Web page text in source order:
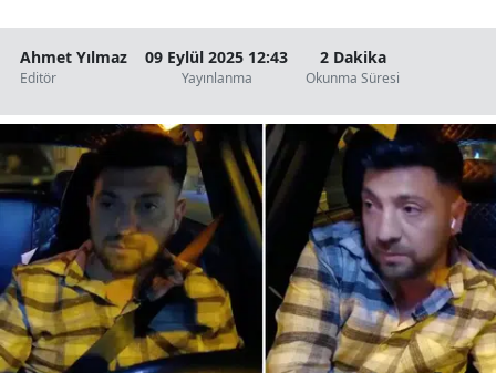
Ahmet Yılmaz
Editör
09 Eylül 2025 12:43
Yayınlanma
2 Dakika
Okunma Süresi